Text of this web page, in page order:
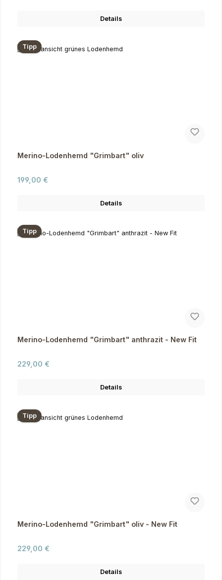
Details
Tipp
Merino-Lodenhemd "Grimbart" oliv
Regulärer Preis:
199,00 €
Details
Tipp
Merino-Lodenhemd "Grimbart" anthrazit - New Fit
Regulärer Preis:
229,00 €
Details
Tipp
Merino-Lodenhemd "Grimbart" oliv - New Fit
Regulärer Preis:
229,00 €
Details